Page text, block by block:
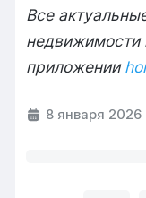
Все
приложении
8 января 2026